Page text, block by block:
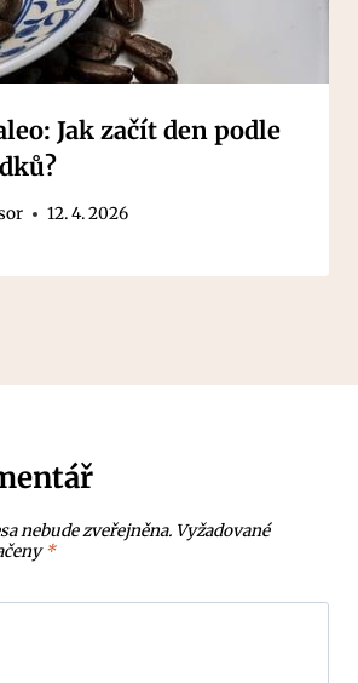
Jak začít den podle
12. 4. 2026
nebude zveřejněna. Vyžadované
*